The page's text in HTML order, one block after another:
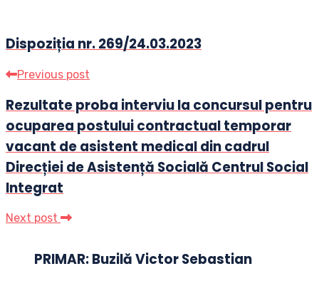
Dispoziția nr. 269/24.03.2023
Previous post
Rezultate proba interviu la concursul pentru
ocuparea postului contractual temporar
vacant de asistent medical din cadrul
Direcției de Asistență Socială Centrul Social
Integrat
Next post
PRIMAR: Buzilă Victor Sebastian